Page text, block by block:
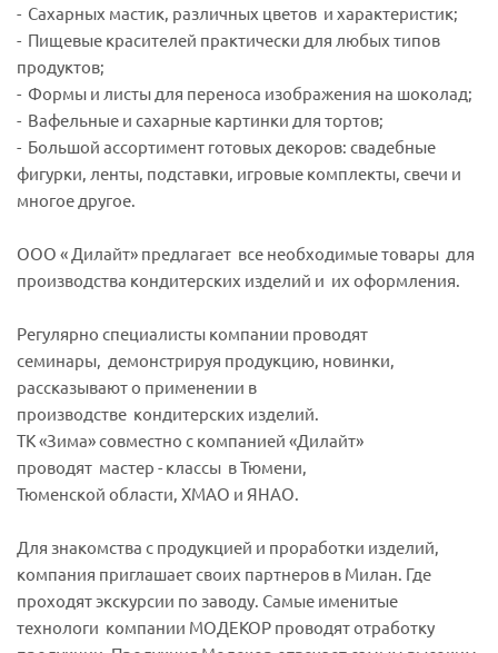
- Сахарных мастик, различных цветов и характеристик;
- Пищевые красителей практически для любых типов
продуктов;
- Формы и листы для переноса изображения на шоколад;
- Вафельные и сахарные картинки для тортов;
- Большой ассортимент готовых декоров: свадебные
фигурки, ленты, подставки, игровые комплекты, свечи и
многое другое.
ООО « Дилайт» предлагает все необходимые товары для
производства кондитерских изделий и их оформления.
Регулярно специалисты компании проводят
семинары, демонстрируя продукцию, новинки,
рассказывают о применении в
производстве кондитерских изделий.
ТК «Зима» совместно с компанией «Дилайт»
проводят мастер - классы в Тюмени,
Тюменской области, ХМАО и ЯНАО.
Для знакомства с продукцией и проработки изделий,
компания приглашает своих партнеров в Милан. Где
проходят экскурсии по заводу. Самые именитые
технологи компании МОДЕКОР проводят отработку